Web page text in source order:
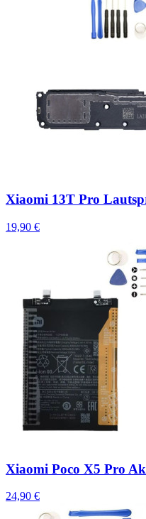
Xiaomi 13T Pro
19,90 €
Xiaomi Poco X5 Pro
24,90 €